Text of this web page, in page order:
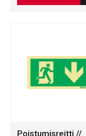
Poistumisreitti //